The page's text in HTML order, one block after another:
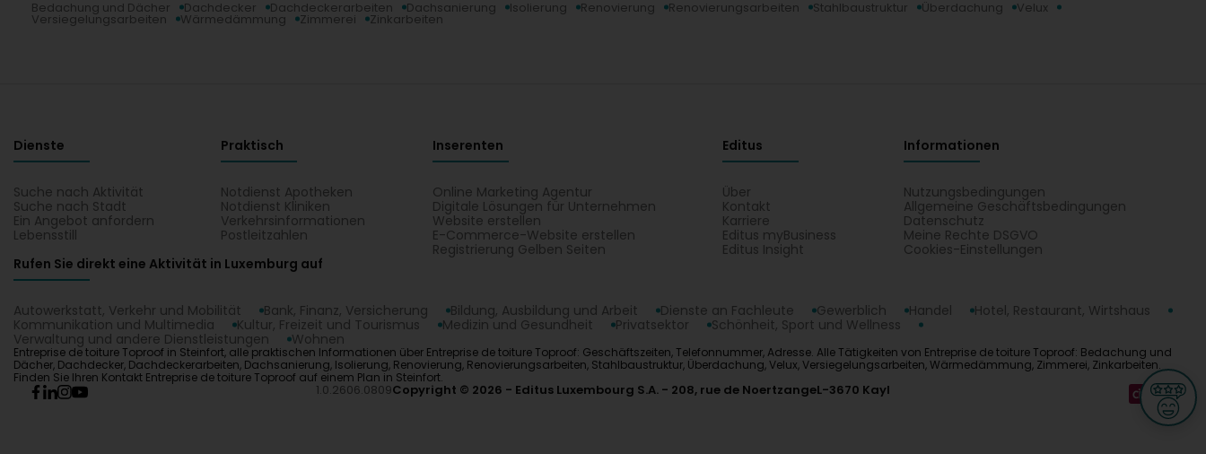
Bedachung und Dächer
Dachdecker Dachdeckerarbeiten Dachsanierung Isolierung Renovierung Renovierungsarbeiten Stahlbaustruktur Überdachung Velux
Versiegelungsarbeiten Wärmedämmung Zimmerei Zinkarbeiten
Dienste
Suche nach Aktivität
Suche nach Stadt
Ein Angebot anfordern
Lebensstill
Praktisch
Notdienst Apotheken
Notdienst Kliniken
Verkehrsinformationen
Postleitzahlen
Inserenten
Online Marketing Agentur
Digitale Lösungen für Unternehmen
Website erstellen
E-Commerce-Website erstellen
Registrierung Gelben Seiten
Editus
Über
Kontakt
Karriere
Editus myBusiness
Editus Insight
Informationen
Nutzungsbedingungen
Allgemeine Geschäftsbedingungen
Datenschutz
Meine Rechte DSGVO
Cookies-Einstellungen
Rufen Sie direkt eine Aktivität in Luxemburg auf
Autowerkstatt, Verkehr und Mobilität Bank, Finanz, Versicherung Bildung, Ausbildung und Arbeit Dienste an Fachleute Gewerblich Handel
Hotel, Restaurant, Wirtshaus
Kommunikation und Multimedia
Kultur, Freizeit und Tourismus Medizin und Gesundheit Privatsektor
Schönheit, Sport und Wellness
Verwaltung und andere Dienstleistungen
Wohnen
Entreprise de toiture Toproof in Steinfort, alle praktischen Informationen über Entreprise de toiture Toproof: Geschäftszeiten, Telefonnummer, Adresse. Alle Tätigkeiten von Entreprise de toiture Toproof: Bedachung und
Dächer, Dachdecker, Dachdeckerarbeiten, Dachsanierung, Isolierung, Renovierung, Renovierungsarbeiten, Stahlbaustruktur, Überdachung, Velux, Versiegelungsarbeiten, Wärmedämmung, Zimmerei, Zinkarbeiten.
Finden Sie Ihren Kontakt Entreprise de toiture Toproof auf einem Plan in Steinfort.
1.0.2606.0809Copyright © 2026 Editus Luxembourg S.A. 208, rue de NoertzangeL-3670 Kayl